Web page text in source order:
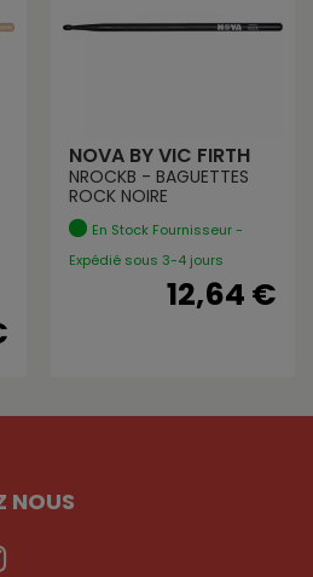
NOVA BY VIC FIRTH
NROCKB - BAGUETTES
ROCK NOIRE
En Stock Fournisseur -
Expédié sous 3-4 jours
12,64 €
NOUS